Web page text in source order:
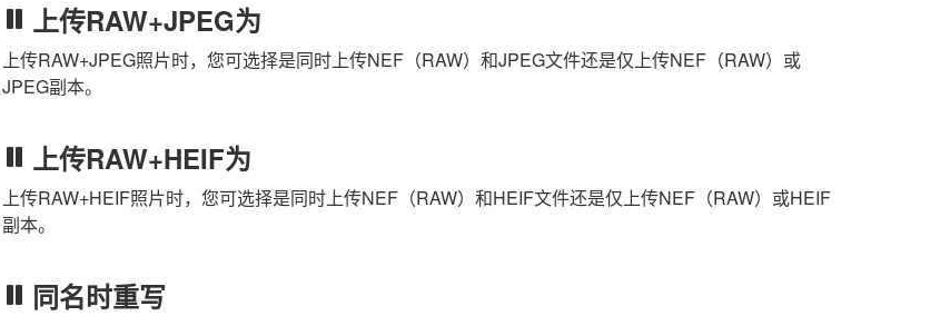
上传RAW+JPEG为
上传RAW+JPEG照片时，您可选择是同时上传NEF（RAW）和JPEG文件还是仅上传NEF（RAW）或
JPEG副本。
上传RAW+HEIF为
上传RAW+HEIF照片时，您可选择是同时上传NEF（RAW）和HEIF文件还是仅上传NEF（RAW）或HEIF
副本。
同名时重写